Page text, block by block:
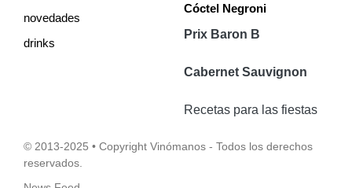
novedades
drinks
Cóctel Negroni
Prix Baron B
Cabernet Sauvignon
Recetas para las fiestas
© 2013-2025 • Copyright Vinómanos - Todos los derechos
reservados.